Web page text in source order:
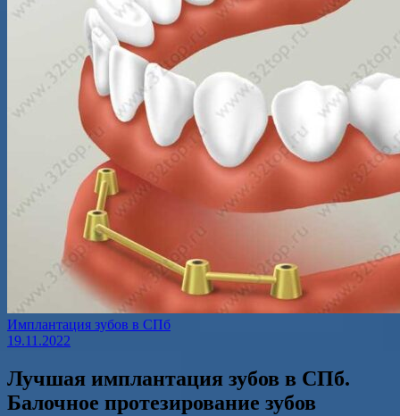
Имплантация зубов в СПб
19.11.2022
Лучшая имплантация зубов в СПб.
Балочное протезирование зубов